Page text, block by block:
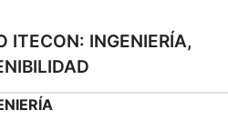
ITECON: INGENIERÍA,